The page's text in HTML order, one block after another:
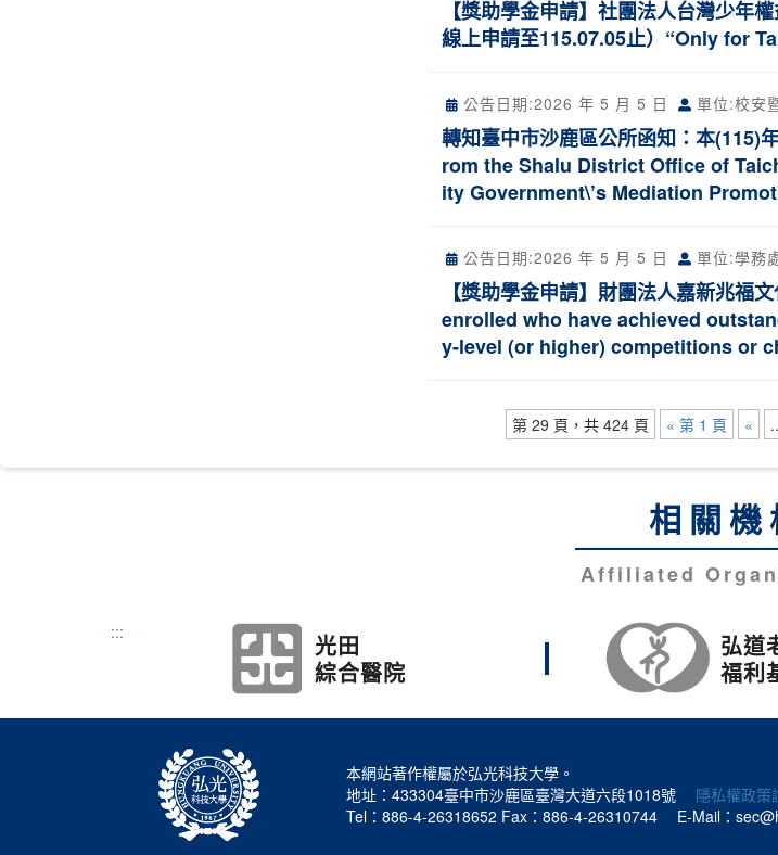
【獎助學金申請】社團法人台灣少年
線上申請至115.07.05止）“Only for
公告日期:2026 年 5 月 5 日 單位:校安
轉知臺中市沙鹿區公所函知：本
rom the Shalu District Office of
ity Government\’s Mediation
公告日期:2026 年 5 月 5 日 單位:學務
【獎助學金申請】財團法人嘉新兆
enrolled who have achieved
y-level (or higher) competitions or
第 29 頁，共 424 頁 « 第 1 頁 «
相關機
Affiliated
:::
光田
綜合醫院
弘道
福利
本網站著作權屬於弘光科技大學。
地址：433304臺中市沙鹿區臺灣大道六段1018號 隱私權政策
Tel：886-4-26318652 Fax：886-4-26310744 E-Mail：